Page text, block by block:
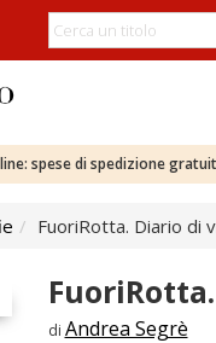
spese di spedizione
FuoriRotta. Diario di
di Andrea Segrè